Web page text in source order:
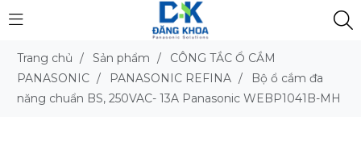
Trang chủ / Sản phẩm /
CÔNG TẮC Ổ CẮM
PANASONIC / PANASONIC REFINA /
Bộ ổ cắm đa
năng chuẩn BS, 250VAC- 13A Panasonic WEBP1041B-MH